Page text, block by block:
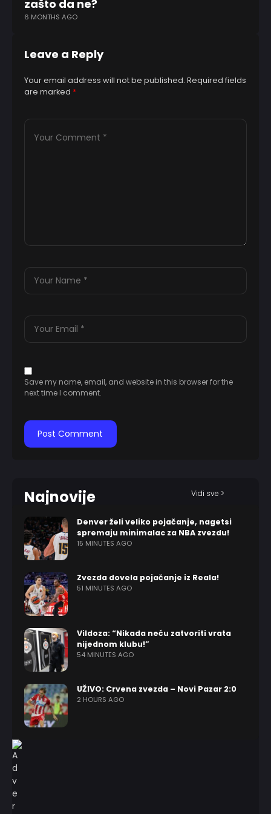
zašto da ne?
6 MONTHS AGO
Leave a Reply
Your email address will not be published. Required fields
are marked *
Save my name, email, and website in this browser for the
next time I comment.
Najnovije Vidi sve >
Denver želi veliko pojačanje, nagetsi
spremaju minimalac za NBA zvezdu!
15 MINUTES AGO
Zvezda dovela pojačanje iz Reala!
51 MINUTES AGO
Vildoza: “Nikada neću zatvoriti vrata
nijednom klubu!”
54 MINUTES AGO
UŽIVO: Crvena zvezda – Novi Pazar 2:0
2 HOURS AGO